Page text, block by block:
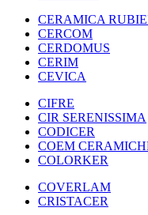
CERAMICA
CERCOM
CERDOMUS
CERIM
CEVICA
CIFRE
CIR SERENISSIMA
CODICER
COEM
COLORKER
COVERLAM
CRISTACER